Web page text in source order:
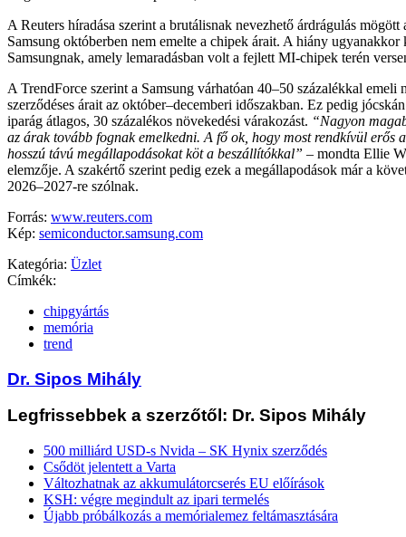
A Reuters híradása szerint a brutálisnak nevezhető árdrágulás mögött
Samsung októberben nem emelte a chipek árait. A hiány ugyanakkor
Samsungnak, amely lemaradásban volt a fejlett MI-chipek terén
A TrendForce szerint a Samsung várhatóan 40–50 százalékkal emeli
szerződéses árait az október–decemberi időszakban. Ez pedig
iparág átlagos, 30 százalékos növekedési várakozást. “Nagyon
az árak tovább fognak emelkedni. A fő ok, hogy most rendkívül erős
hosszú távú megállapodásokat köt a beszállítókkal” – mondta Ellie
elemzője. A szakértő szerint pedig ezek a megállapodások már a
2026–2027-re szólnak.
Forrás: www.reuters.com
Kép: semiconductor.samsung.com
Kategória: Üzlet
Címkék:
chipgyártás
memória
trend
Dr. Sipos Mihály
Legfrissebbek a szerzőtől: Dr. Sipos Mihály
500 milliárd USD-s Nvida – SK Hynix szerződés
Csődöt jelentett a Varta
Változhatnak az akkumulátorcserés EU előírások
KSH: végre megindult az ipari termelés
Újabb próbálkozás a memórialemez feltámasztására